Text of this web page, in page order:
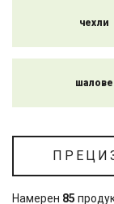
чехли
шалове
Намерен 85